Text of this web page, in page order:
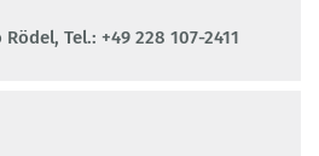
Rödel, Tel.: +49 228 107-2411